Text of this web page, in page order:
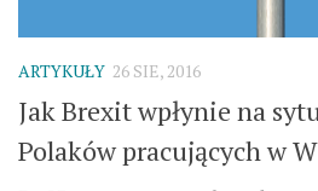
ARTYKUŁY 26 SIE, 2016
Jak Brexit wpłynie na
Polaków pracujących w